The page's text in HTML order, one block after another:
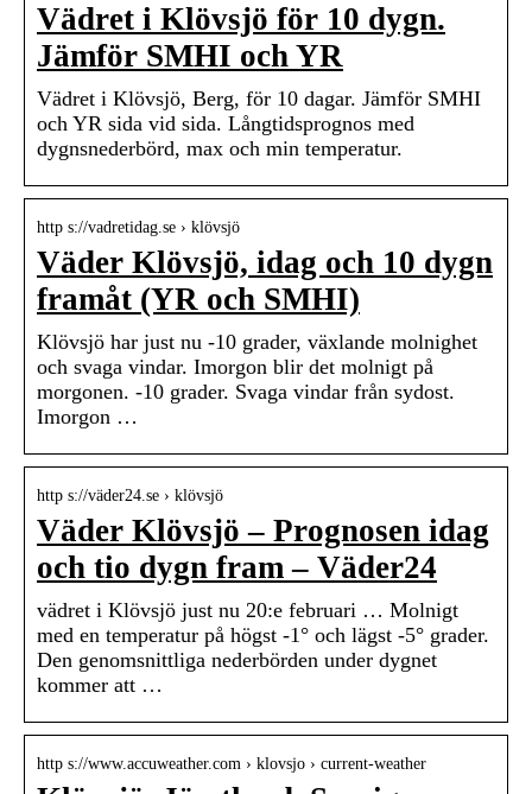
Vädret i Klövsjö för 10 dygn.
Jämför SMHI och YR
Vädret i Klövsjö, Berg, för 10 dagar. Jämför SMHI
och YR sida vid sida. Långtidsprognos med
dygnsnederbörd, max och min temperatur.
http s://vadretidag.se › klövsjö
Väder Klövsjö, idag och 10 dygn
framåt (YR och SMHI)
Klövsjö har just nu -10 grader, växlande molnighet
och svaga vindar. Imorgon blir det molnigt på
morgonen. -10 grader. Svaga vindar från sydost.
Imorgon …
http s://väder24.se › klövsjö
Väder Klövsjö – Prognosen idag
och tio dygn fram – Väder24
vädret i Klövsjö just nu 20:e februari … Molnigt
med en temperatur på högst -1° och lägst -5° grader.
Den genomsnittliga nederbörden under dygnet
kommer att …
http s://www.accuweather.com › klovsjo › current-weather